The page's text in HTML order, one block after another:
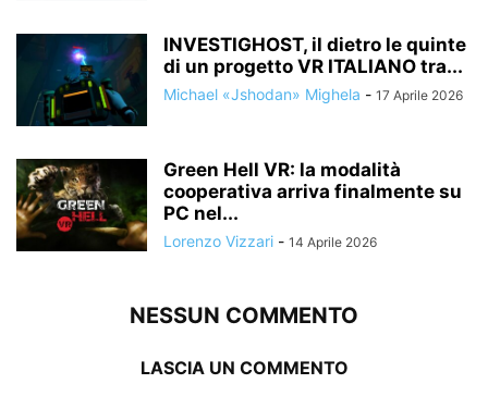
INVESTIGHOST, il dietro le quinte
di un progetto VR ITALIANO tra...
Michael «Jshodan» Mighela - 17 Aprile 2026
Green Hell VR: la modalità
cooperativa arriva finalmente su
PC nel...
Lorenzo Vizzari - 14 Aprile 2026
NESSUN COMMENTO
LASCIA UN COMMENTO